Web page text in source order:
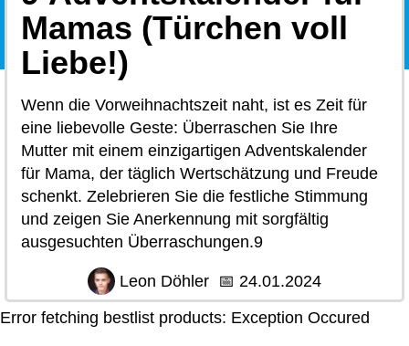
Mamas (Türchen voll
Liebe!)
Wenn die Vorweihnachtszeit naht, ist es Zeit für
eine liebevolle Geste: Überraschen Sie Ihre
Mutter mit einem einzigartigen Adventskalender
für Mama, der täglich Wertschätzung und Freude
schenkt. Zelebrieren Sie die festliche Stimmung
und zeigen Sie Anerkennung mit sorgfältig
ausgesuchten Überraschungen.9
Leon Döhler 📅 24.01.2024
Error fetching bestlist products: Exception Occured